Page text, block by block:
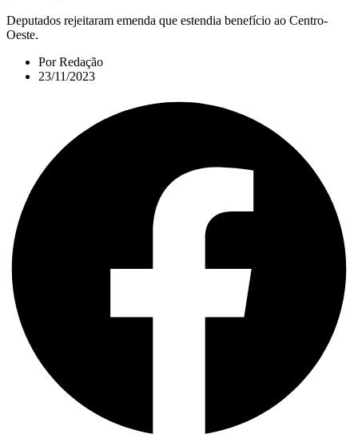
Deputados rejeitaram emenda que estendia benefício ao Centro-
Oeste.
PorRedação
23/11/2023